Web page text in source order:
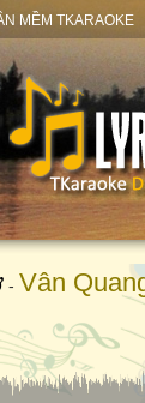
MỀM TKARAOKE
- Vân